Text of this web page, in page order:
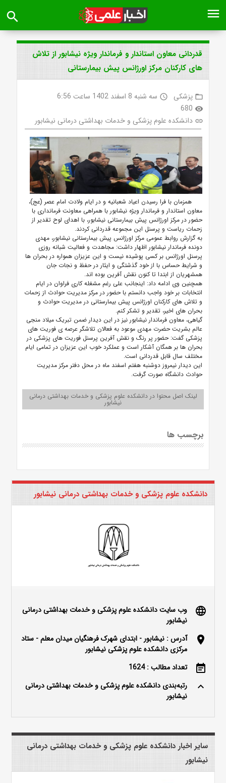
menu
search
قدردانی معاون استاندار و فرماندار ویژه نیشابور از تلاش
های کارکنان مرکز اورژانس پیش بیمارستانی
folder_open پزشکی access_time سه شنبه 8 اسفند 1402 ساعت 6:56
visibility
680
link دانشکده علوم پزشکی و خدمات بهداشتی درمانی نیشابور
همزمان با فرا رسیدن اعیاد شعبانیه و در ایام ولادت امام عصر (عج)،
معاون استاندار و فرماندار ویژه نیشابور با همراهی معاونت فرمانداری با
حضور در مرکز اورژانس پیش بیمارستانی نیشابور، با اهدای لوح تقدیر از
زحمات ریاست و پرسنل این مجموعه قدردانی کردند.
به گزارش روابط عمومی مرکز اورژانس پیش بیمارستانی نیشابور، مهدی
دونده فرماندار نیشابور اظهار داشت: مجاهدت و فعالیت شبانه روزی
پرسنل اورژانس بر کسی پوشیده نیست و این عزیزان همواره در بحران ها
و شرایط حساس با از خود گذشتگی و ایثار در حفظ و نجات جان
همشهریان از ابتدا تا کنون نقش آفرین بوده اند.
همچنین وی ادامه داد: اینجانب علی رغم مشغله کاری فراوان در ایام
انتخابات بر خود واجب دانستم با حضور در مرکز مدیریت حوادث از زحمات
و تلاش های کارکنان اورژانس پیش بیمارستانی در مدیریت حوادث و
بحران های اخیر، تقدیر و تشکر کنم.
گیاهی، معاون فرماندار نیشابور نیز در این دیدار ضمن تبریک میلاد منجی
عالم بشریت حضرت مهدی موعود به فعالان تلاشگر عرصه ی فوریت های
پزشکی گفت: حضور پر رنگ و نقش آفرین پرسنل فوریت های پزشکی در
بحران ها بر همگان آشکار است و عملکرد خوب این عزیزان در تمامی ایام
مختلف سال قابل قدردانی است.
این دیدار نیمروز دوشنبه هفتم اسفند ماه در محل دفتر مرکز مدیریت
حوادث دانشگاه صورت گرفت.
لینک اصل محتوا در دانشکده علوم پزشکی و خدمات بهداشتی درمانی
نیشابور
برچسب ها
دانشکده علوم پزشکی و خدمات بهداشتی درمانی نیشابور
language
وب سایت دانشکده علوم پزشکی و خدمات بهداشتی درمانی
نیشابور
location_on
آدرس : نیشابور - ابتدای شهرک فرهنگیان میدان معلم - ستاد
مرکزی دانشکده علوم پزشکی نیشابور
event_note تعداد مطالب : 1624
keyboard_arrow_up
رتبه‌بندی دانشکده علوم پزشکی و خدمات بهداشتی درمانی
نیشابور
سایر اخبار دانشکده علوم پزشکی و خدمات بهداشتی درمانی
نیشابور